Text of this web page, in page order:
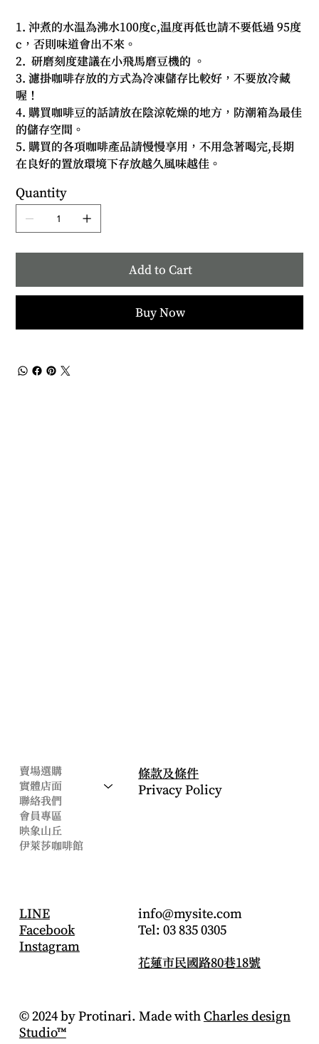
1. 沖煮的水温為沸水100度c,温度再低也請不要低過 95度
c，否則味道會出不來。
2. 研磨刻度建議在小飛馬磨豆機的 。
3. 濾掛咖啡存放的方式為冷凍儲存比較好，不要放冷藏
喔！
4. 購買咖啡豆的話請放在陰涼乾燥的地方，防潮箱為最佳
的儲存空間。
5. 購買的各項咖啡產品請慢慢享用，不用急著喝完,長期
在良好的置放環境下存放越久風味越佳。
Quantity
Add to Cart
Buy Now
賣場選購
實體店面
聯絡我們
會員專區
映象山丘
伊萊莎咖啡館
條款及條件
Privacy Policy
LINE
Facebook
Instagram
info@mysite.com
Tel: 03 835 0305
花蓮市民國路80巷18號
© 2024 by Protinari. Made with Charles design
Studio™